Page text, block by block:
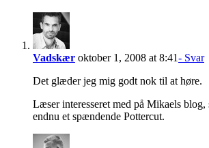
Vadskær oktober 1, 2008 at 8:41- Svar
Det glæder jeg mig godt nok til at høre.
Læser interesseret med på Mikaels
endnu et spændende Pottercut.